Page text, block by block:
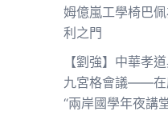
姆億嵐工學椅巴
利之門
【劉強】中華孝
九宮格會議——在
“兩岸國學年夜講